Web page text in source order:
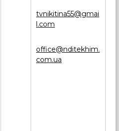
tvnikitina55@gmai
l.com
office@nditekhim.
com.ua